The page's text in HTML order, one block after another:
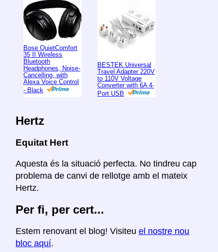
Bose QuietComfort
35 II Wireless
Bluetooth
Headphones, Noise-
Cancelling, with
Alexa Voice Control
- Black
BESTEK Universal
Travel Adapter 220V
to 110V Voltage
Converter with 6A 4-
Port USB
Hertz
Equitat Hert
Aquesta és la situació perfecta. No tindreu cap
problema de canvi de rellotge amb el mateix
Hertz.
Per fi, per cert...
Estem renovant el blog! Visiteu el nostre nou
bloc aquí.